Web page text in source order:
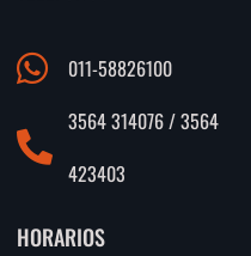
011-58826100
3564 314076 / 3564
423403
HORARIOS